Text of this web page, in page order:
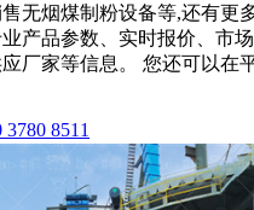
无烟煤制粉设备等,还有更
产品参数、实时报价、市
厂家等信息。 您还可以在
8511